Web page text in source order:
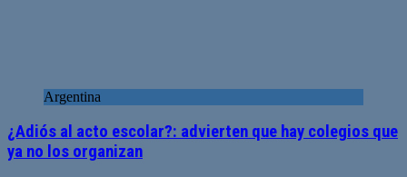
Argentina
¿Adiós al acto escolar?: advierten que hay colegios que
ya no los organizan